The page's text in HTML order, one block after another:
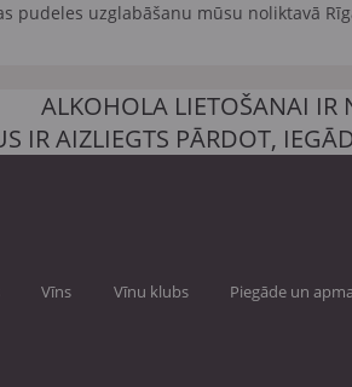
pudeles uzglabāšanu mūsu noliktavā
ALKOHOLA LIETOŠANAI IR
IR AIZLIEGTS PĀRDOT,
Vīns Vīnu klubs Piegāde un